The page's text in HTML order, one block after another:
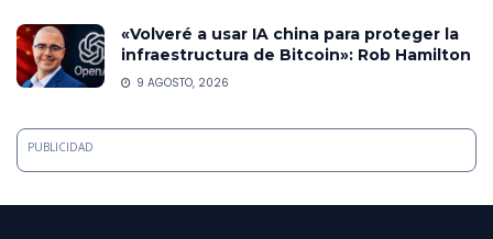
«Volveré a usar IA china para proteger la
infraestructura de Bitcoin»: Rob Hamilton
9 AGOSTO, 2026
PUBLICIDAD